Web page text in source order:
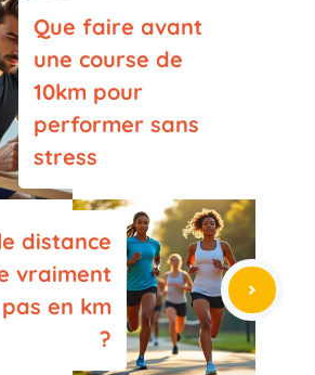
Que faire avant
une course de
10km pour
performer sans
stress
distance
vraiment
en km
?